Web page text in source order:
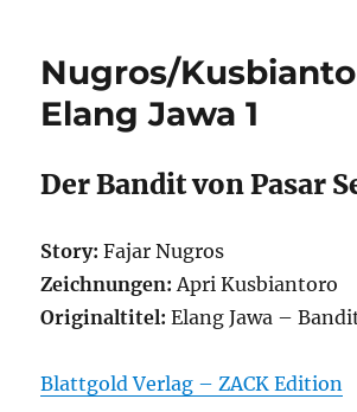
Nugros/
Elang Jawa 1
Der Bandit von Pasar
Story:Fajar Nugros
Zeichnungen:Apri Kusbiantoro
Originaltitel:Elang Jawa –
Blattgold Verlag – ZACK Edition